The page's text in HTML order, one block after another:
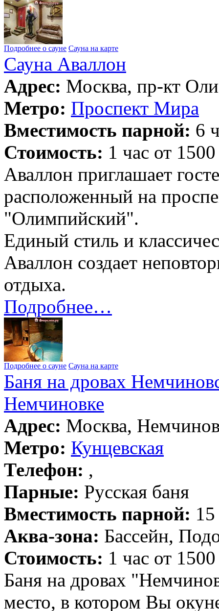
Подробнее о сауне Сауна на карте
Сауна Аваллон
Адрес: Москва, пр-кт
Метро: Проспект Мира
Вместимость парной: 6
Стоимость: 1 час от
Аваллон приглашает
расположенный на
"Олимпийский".
Единый стиль и
Аваллон создает
отдыха.
Подробнее…
Подробнее о сауне Сауна на карте
Баня на дровах
Немчиновке
Адрес: Москва,
Метро: Кунцевская
Телефон: ,
Парные: Русская баня
Вместимость парной:
Аква-зона: Бассейн,
Стоимость: 1 час от
Баня на дровах
место, в котором Вы